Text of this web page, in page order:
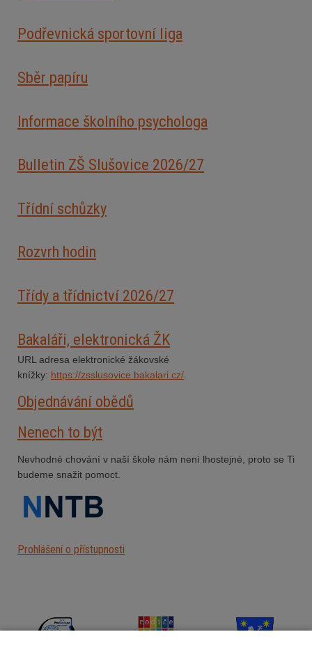
Podřevnická sportovní liga
Sběr papíru
Informace školního psychologa
Bulletin ZŠ Slušovice 2026/27
Třídní schůzky
Rozvrh hodin
Třídy a třídnictví 2026/27
Bakaláři, elektronická ŽK
URL adresa elektronické žákovské
knížky: https://zsslusovice.bakalari.cz/
Objednávání obědů
Nenech to být
Nevhodné chování v naší škole nám není lhostejné, proto se Ti
budeme snažit pomoct.
Prohlášení o přístupnosti